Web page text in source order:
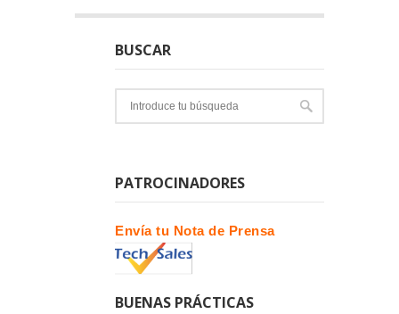
BUSCAR
PATROCINADORES
Envía tu Nota de Prensa
BUENAS PRÁCTICAS